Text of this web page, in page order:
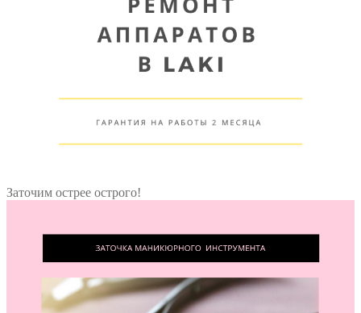
Заточим острее острого!